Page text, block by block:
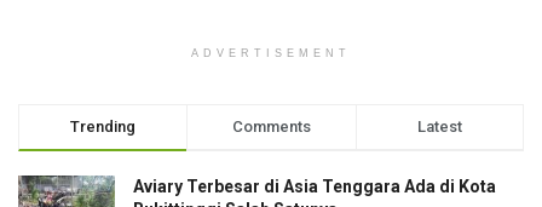
ADVERTISEMENT
Trending Comments Latest
Aviary Terbesar di Asia Tenggara Ada di Kota